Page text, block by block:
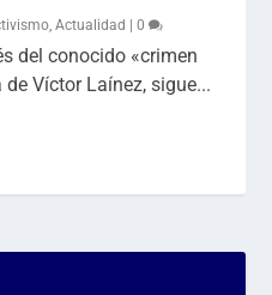
,Actualidad |0
del conocido «crimen
Víctor Laínez, sigue...